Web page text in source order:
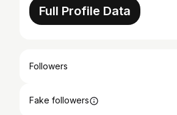
Full Profile Data
Followers
Fake followers